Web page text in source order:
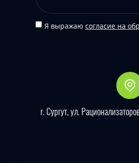
Я выражаю согласие на
г. Сургут, ул.